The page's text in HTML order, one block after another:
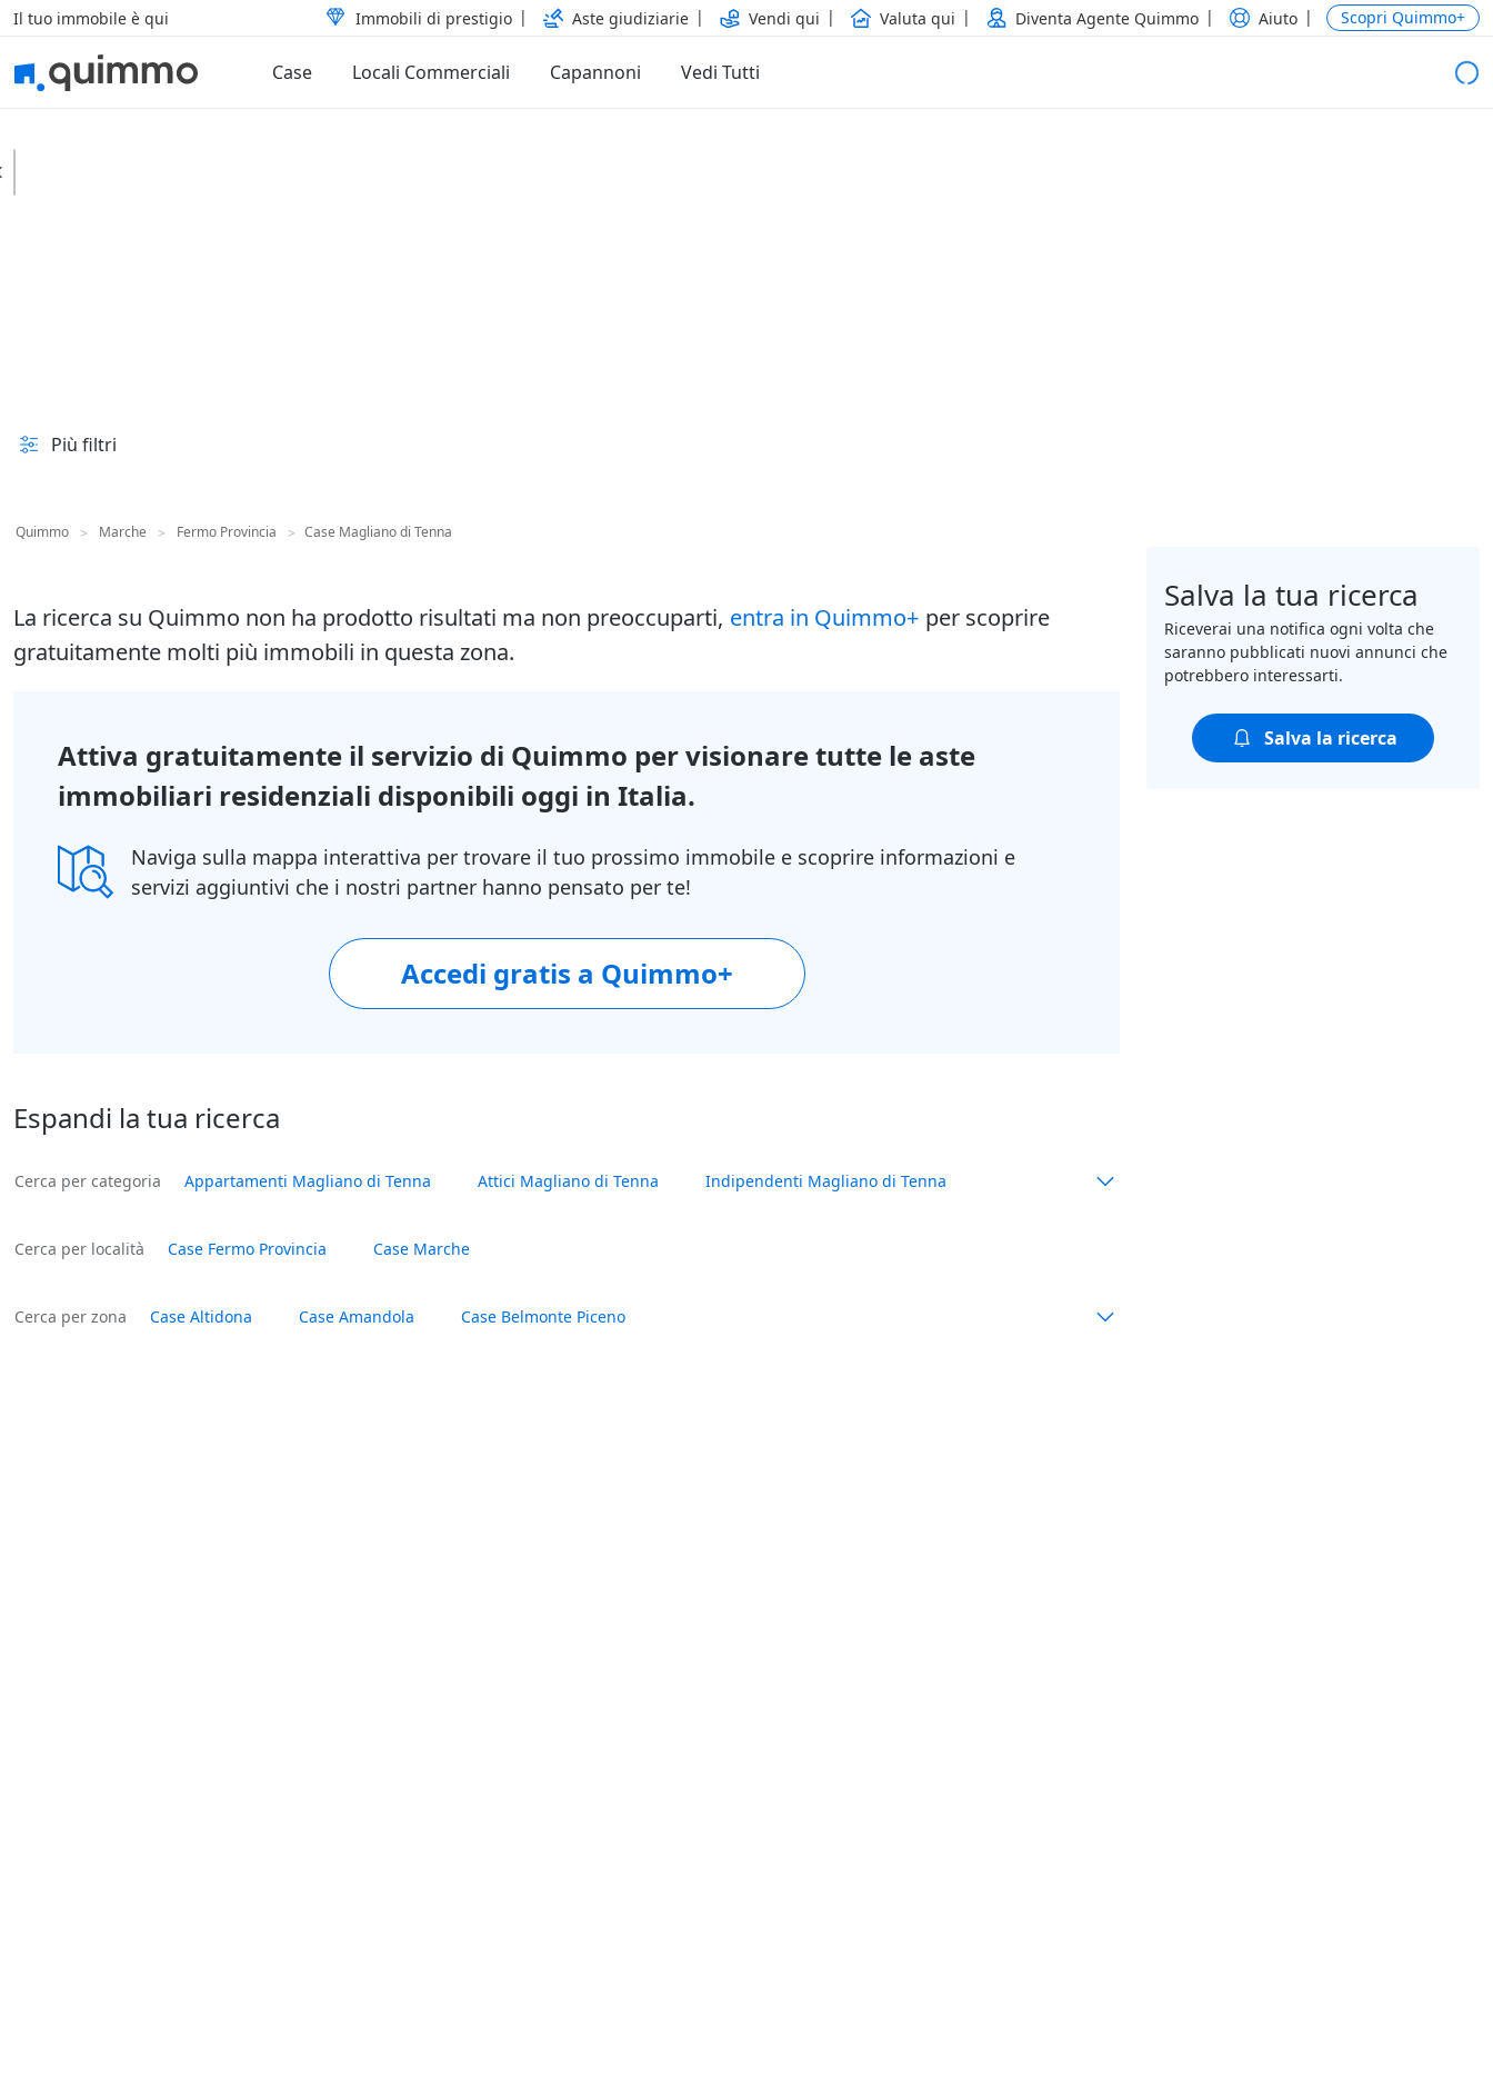
Il tuo immobile è qui Immobili di prestigio Aste giudiziarie Vendi qui Valuta qui Diventa Agente Quimmo Aiuto Scopri Quimmo+
Case Locali Commerciali Capannoni Vedi Tutti
Più filtri
Quimmo > Marche > Fermo Provincia > Case Magliano di Tenna
La ricerca su Quimmo non ha prodotto risultati ma non preoccuparti, entra in Quimmo+ per scoprire
gratuitamente molti più immobili in questa zona.
Attiva gratuitamente il servizio di Quimmo per visionare tutte le aste
immobiliari residenziali disponibili oggi in Italia.
Naviga sulla mappa interattiva per trovare il tuo prossimo immobile e scoprire informazioni e
servizi aggiuntivi che i nostri partner hanno pensato per te!
Accedi gratis a Quimmo+
Espandi la tua ricerca
Cerca per categoria Appartamenti Magliano di Tenna Attici Magliano di Tenna Indipendenti Magliano di Tenna
Cerca per località Case Fermo Provincia Case Marche
Cerca per zona Case Altidona Case Amandola Case Belmonte Piceno
Salva la tua ricerca
Riceverai una notifica ogni volta che
saranno pubblicati nuovi annunci che
potrebbero interessarti.
Salva la ricerca